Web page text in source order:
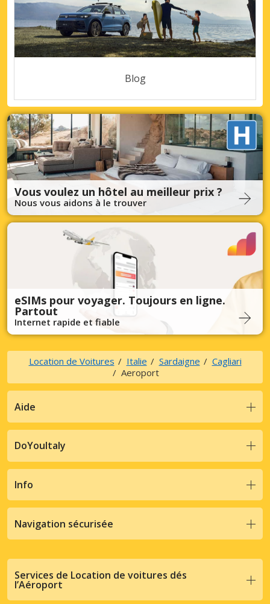
Blog
Vous voulez un hôtel au meilleur prix ?
Nous vous aidons à le trouver
eSIMs pour voyager. Toujours en ligne.
Partout
Internet rapide et fiable
Location de Voitures Italie Sardaigne
Cagliari
Aeroport
Aide
DoYouItaly
Info
Navigation sécurisée
Services de Location de voitures dés
l’Aéroport